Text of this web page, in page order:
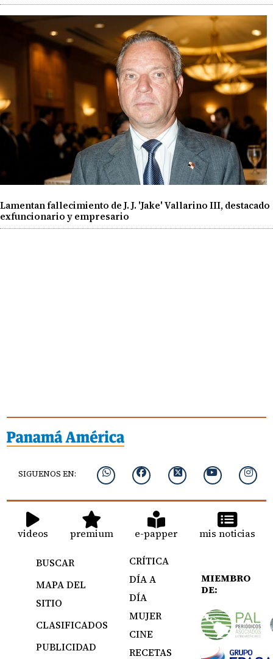
Lamentan fallecimiento de J. J. 'Jake' Vallarino III, destacado
exfuncionario y empresario
SIGUENOS EN:
videos premium e-papper mis noticias
BUSCAR
MAPA DEL
SITIO
CLASIFICADOS
PUBLICIDAD
CRÍTICA
DÍA A
DÍA
MUJER
CINE
RECETAS
MIEMBRO
DE: